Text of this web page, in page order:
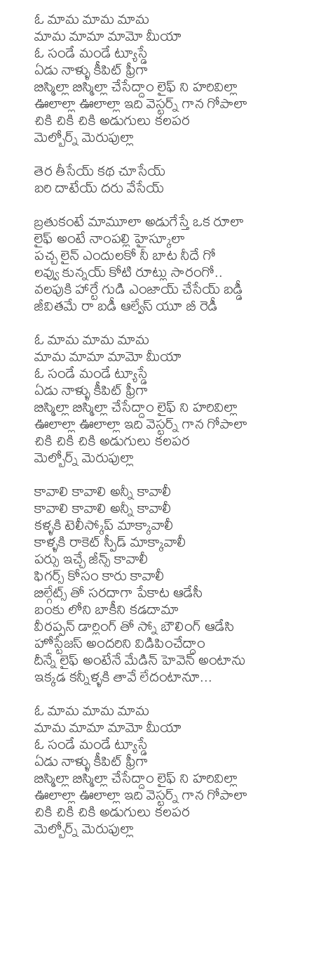
ఓ మామ మామ మామ
మామ మామా మామో మీయా
ఓ సండే మండే ట్యూస్డే
ఏడు నాళ్ళు కీపిట్ ఫ్రీగా
బిస్మిల్లా బిస్మిల్లా చేసేద్దాం లైఫ్ ని హరివిల్లా
ఊలాల్లా ఊలాల్లా ఇది వెస్టర్న్ గాన గోపాలా
చికి చికి చికి అడుగులు కలపర
మెల్బోర్న్ మెరుపుల్లా
తెర తీసేయ్ కథ చూసేయ్
బరి దాటేయ్ దరు వేసేయ్
బ్రతుకంటే మామూలా అడుగేస్తే ఒక రూలా
లైఫ్ అంటే నాంపల్లి హైస్కూలా
పచ్చ లైన్ ఎందులకో నీ బాట నీదే గో
లవ్వు కున్నయ్ కోటి రూట్లు సారంగో..
వలపుకి హార్టే గుడి ఎంజాయ్ చేసేయ్ బడ్డీ
జీవితమే రా బడీ ఆల్వేస్ యూ బీ రెడీ
ఓ మామ మామ మామ
మామ మామా మామో మీయా
ఓ సండే మండే ట్యూస్డే
ఏడు నాళ్ళు కీపిట్ ఫ్రీగా
బిస్మిల్లా బిస్మిల్లా చేసేద్దాం లైఫ్ ని హరివిల్లా
ఊలాల్లా ఊలాల్లా ఇది వెస్టర్న్ గాన గోపాలా
చికి చికి చికి అడుగులు కలపర
మెల్బోర్న్ మెరుపుల్లా
కావాలి కావాలి అన్నీ కావాలీ
కావాలి కావాలి అన్నీ కావాలీ
కళ్ళకి టెలీస్కోప్ మాక్కావాలీ
కాళ్ళకి రాకెట్ స్పీడ్ మాక్కావాలీ
పర్సు ఇచ్చే జీన్స్ కావాలీ
ఫిగర్స్ కోసం కారు కావాలీ
బిల్గేట్స్ తో సరదాగా పేకాట ఆడేసీ
బంకు లోని బాకీని కడదామా
వీరప్పన్ డార్లింగ్ తో స్నో బౌలింగ్ ఆడేసి
హోస్టేజస్ అందరిని విడిపించేద్దాం
దీన్నే లైఫ్ అంటేనే మేడిన్ హెవెన్ అంటాను
ఇక్కడ కన్నీళ్ళకి తావే లేదంటానూ...
ఓ మామ మామ మామ
మామ మామా మామో మీయా
ఓ సండే మండే ట్యూస్డే
ఏడు నాళ్ళు కీపిట్ ఫ్రీగా
బిస్మిల్లా బిస్మిల్లా చేసేద్దాం లైఫ్ ని హరివిల్లా
ఊలాల్లా ఊలాల్లా ఇది వెస్టర్న్ గాన గోపాలా
చికి చికి చికి అడుగులు కలపర
మెల్బోర్న్ మెరుపుల్లా